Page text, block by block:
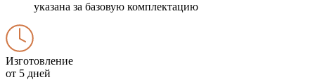
указана за базовую комплектацию
Изготовление
от 5 дней